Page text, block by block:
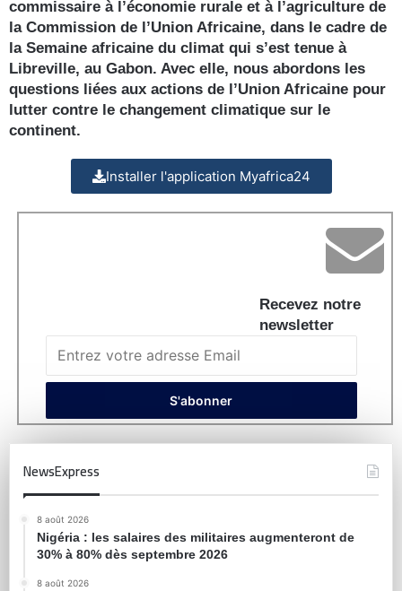
commissaire à l’économie rurale et à l’agriculture de
la Commission de l’Union Africaine, dans le cadre de
la Semaine africaine du climat qui s’est tenue à
Libreville, au Gabon. Avec elle, nous abordons les
questions liées aux actions de l’Union Africaine pour
lutter contre le changement climatique sur le
continent.
Installer l'application Myafrica24
Recevez notre
newsletter
NewsExpress
8 août 2026
Nigéria : les salaires des militaires augmenteront de
30% à 80% dès septembre 2026
8 août 2026